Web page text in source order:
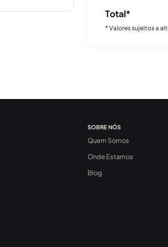
Total*
* Valores sujeitos a
SOBRE NÓS
Quem Somos
Onde Estamos
Blog